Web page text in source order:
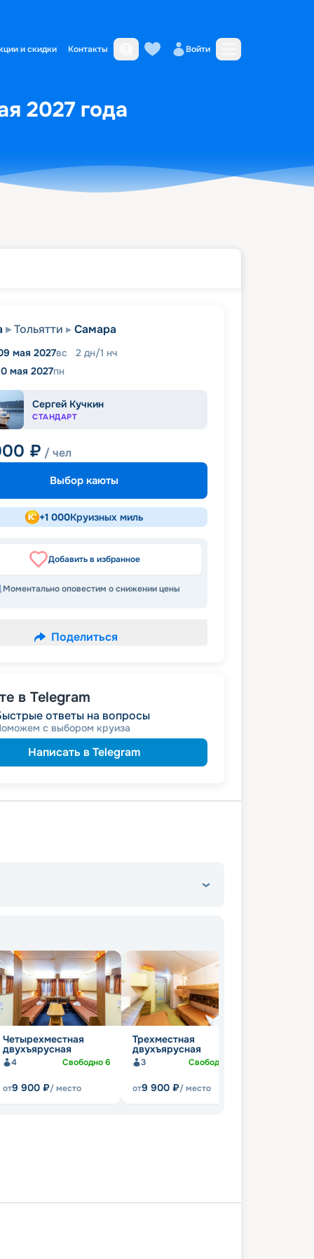
и скидки Контакты Войти
2027 года
Тольятти Самара
мая 2027вс 2 дн/1 нч
мая 2027пн
Сергей Кучкин
СТАНДАРТ
₽ / чел
Выбор каюты
+1 000Круизных миль
Добавить в избранное
Моментально оповестим о снижении цены
Поделиться
в Telegram
ответы на вопросы
с выбором круиза
Написать в Telegram
Четырехместная
двухъярусная
4 Свободно6
от9 900 ₽/ место
Трехместная
двухъярусная
3 Свободно
от9 900 ₽/ место